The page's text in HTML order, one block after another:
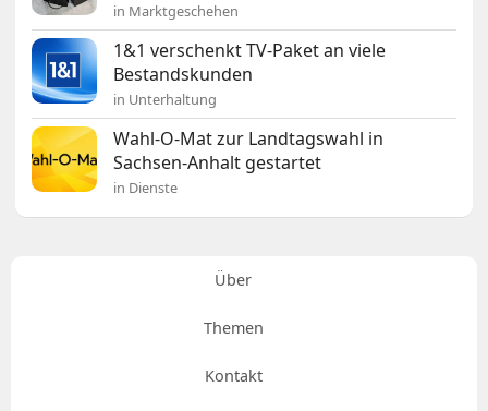
in Marktgeschehen
1&1 verschenkt TV-Paket an viele
Bestandskunden
in Unterhaltung
Wahl-O-Mat zur Landtagswahl in
Sachsen-Anhalt gestartet
in Dienste
Über
Themen
Kontakt